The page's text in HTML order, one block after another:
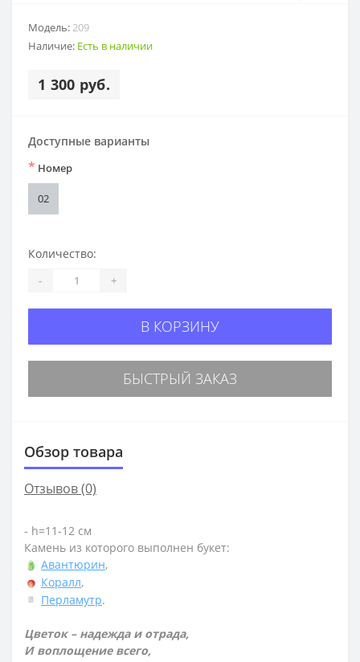
Модель:209
Наличие: Есть в наличии
1 300 руб.
Доступные варианты
* Номер
02
Количество:
- +
В КОРЗИНУ
БЫСТРЫЙ ЗАКАЗ
Обзор товара
Отзывов (0)
- h=11-12 см
Камень из которого выполнен букет:
Авантюрин,
Коралл,
Перламутр.
Цветок – надежда и отрада,
И воплощение всего,